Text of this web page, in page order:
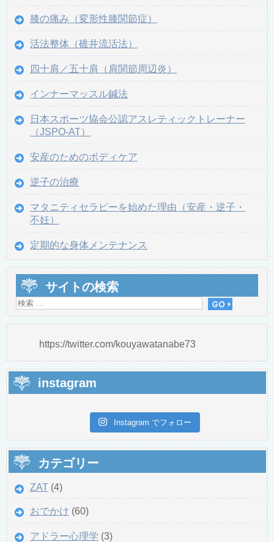
膝の痛み（変形性膝関節症）
活法整体（碓井流活法）
四十肩／五十肩（肩関節周辺炎）
インナーマッスル鍼法
日本スポーツ協会公認アスレティックトレーナー
（JSPO-AT）
安産のためのボディケア
逆子の治療
マタニティセラピーを始めた理由（安産・逆子・
不妊）
定期的な身体メンテナンス
サイトの検索
https://twitter.com/kouyawatanabe73
instagram
Instagram でフォロー
カテゴリー
ZAT (4)
おでかけ (60)
アドラー心理学 (3)